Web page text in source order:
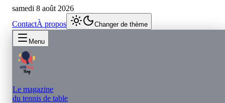
samedi 8 août 2026
ContactÀ propos Changer de thème
Menu
Le magazine
du tennis de table